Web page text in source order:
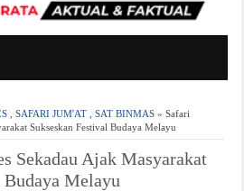
, SAFARI JUM'AT, SAT BINMAS» Safari
Sukseskan Festival Budaya Melayu
Sekadau Ajak Masyarakat
Budaya Melayu